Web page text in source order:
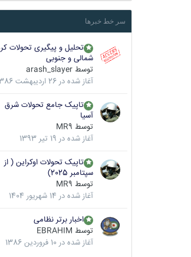
سر خط خبرها
تحلیل و پیگیری تحولات
شمالی و جنوبی
توسط arash_slayer
آغاز شده در 26 اردیبهشت 1386
تاپیک جامع تحولات شرق
آسیا
توسط MR9
آغاز شده در 19 تیر 1393
تاپیک تحولات اوکراین ( از
سپتامبر 2025)
توسط MR9
آغاز شده در 14 شهریور 1404
اخبار برتر نظامی
توسط EBRAHIM
آغاز شده در 10 فروردین 1386